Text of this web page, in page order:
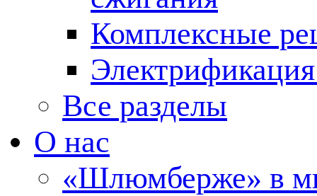
Комплексные
Все разделы
О нас
«Шлюмберже» в